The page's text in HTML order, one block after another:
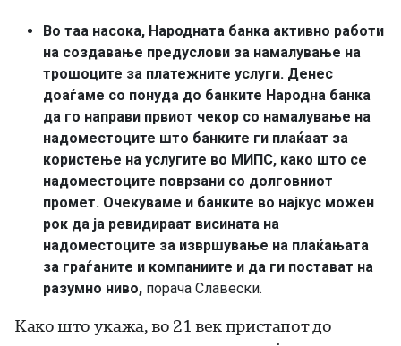
Во таа насока, Народната банка активно работи
на создавање предуслови за намалување на
трошоците за платежните услуги. Денес
доаѓаме со понуда до банките Народна банка
да го направи првиот чекор со намалување на
надоместоците што банките ги плаќаат за
користење на услугите во МИПС, како што се
надоместоците поврзани со долговниот
промет. Очекуваме и банките во најкус можен
рок да ја ревидираат висината на
надоместоците за извршување на плаќањата
за граѓаните и компаниите и да ги постават на
разумно ниво, порача Славески.
Како што укажа, во 21 век пристапот до